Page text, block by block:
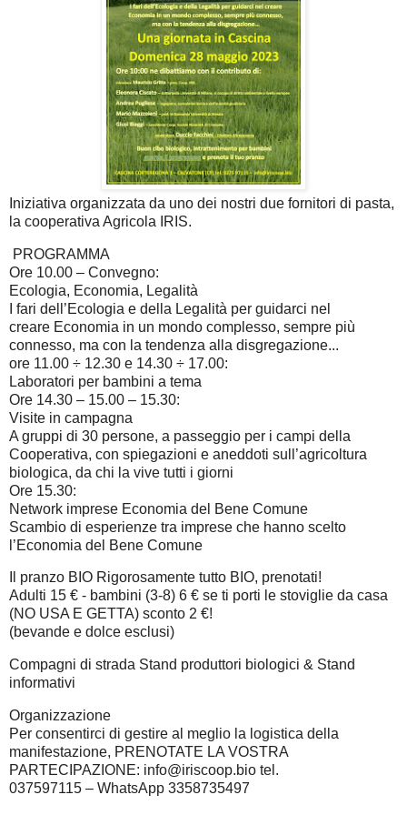
Iniziativa organizzata da uno dei nostri due fornitori di pasta,
la cooperativa Agricola IRIS.
PROGRAMMA
Ore 10.00 – Convegno:
Ecologia, Economia, Legalità
I fari dell’Ecologia e della Legalità per guidarci nel
creare Economia in un mondo complesso, sempre più
connesso, ma con la tendenza alla disgregazione...
ore 11.00 ÷ 12.30 e 14.30 ÷ 17.00:
Laboratori per bambini a tema
Ore 14.30 – 15.00 – 15.30:
Visite in campagna
A gruppi di 30 persone, a passeggio per i campi della
Cooperativa, con spiegazioni e aneddoti sull’agricoltura
biologica, da chi la vive tutti i giorni
Ore 15.30:
Network imprese Economia del Bene Comune
Scambio di esperienze tra imprese che hanno scelto
l’Economia del Bene Comune
Il pranzo BIO Rigorosamente tutto BIO, prenotati!
Adulti 15 € - bambini (3-8) 6 € se ti porti le stoviglie da casa
(NO USA E GETTA) sconto 2 €!
(bevande e dolce esclusi)
Compagni di strada Stand produttori biologici & Stand
informativi
Organizzazione
Per consentirci di gestire al meglio la logistica della
manifestazione, PRENOTATE LA VOSTRA
PARTECIPAZIONE: info@iriscoop.bio tel.
037597115 – WhatsApp 3358735497